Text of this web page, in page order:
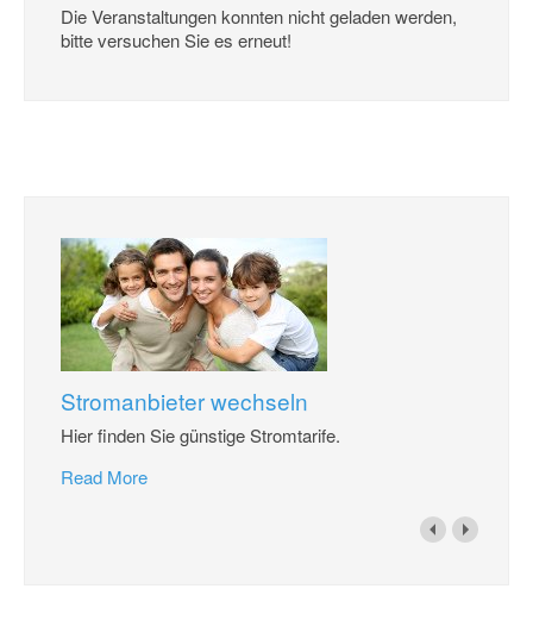
Die Veranstaltungen konnten nicht geladen werden,
bitte versuchen Sie es erneut!
Stromanbieter wechseln
Hier finden Sie günstige Stromtarife.
Read More